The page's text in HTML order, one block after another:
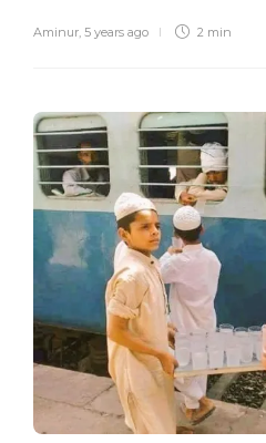
Aminur 5 years ago 2 min